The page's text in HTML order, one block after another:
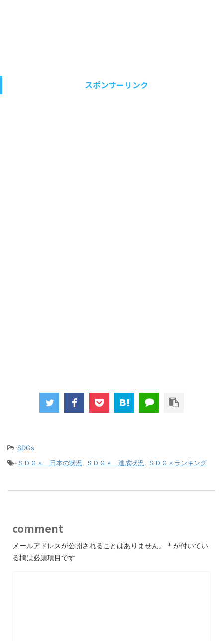
スポンサーリンク
-SDGs
- ＳＤＧｓ 日本の状況, ＳＤＧｓ 達成状況, ＳＤＧｓランキング
comment
メールアドレスが公開されることはありません。 * が付いてい
る欄は必須項目です